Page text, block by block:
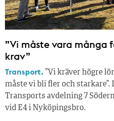
”Vi måste vara många
krav”
Transport. ”Vi kräver högre
måste vi bli fler och starkare”.
Transports avdelning 7
vid E4 i Nyköpingsbro.